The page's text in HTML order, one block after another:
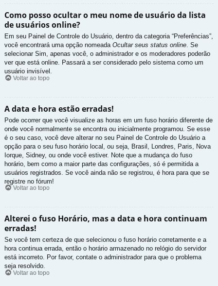
Como posso ocultar o meu nome de usuário da lista
de usuários online?
Em seu Painel de Controle do Usuário, dentro da categoria “Preferências”,
você encontrará uma opção nomeada Ocultar seus status online. Se
selecionar Sim, apenas você, o administrador e os moderadores poderão
ver que está online. Passará a ser considerado pelo sistema como um
usuário invisível.
Voltar ao topo
A data e hora estão erradas!
Pode ocorrer que você visualize as horas em um fuso horário diferente de
onde você normalmente se encontra ou inicialmente programou. Se esse
é o seu caso, você deve alterar no seu Painel de Controle do Usuário a
opção para o seu fuso horário local, ou seja, Brasil, Londres, Paris, Nova
Iorque, Sidney, ou onde você estiver. Note que a mudança do fuso
horário, bem como a maior parte das configurações, só é permitida a
usuários registrados. Se você ainda não se registrou, é hora para que se
registre no fórum!
Voltar ao topo
Alterei o fuso Horário, mas a data e hora continuam
erradas!
Se você tem certeza de que selecionou o fuso horário corretamente e a
hora continua errada, então o horário armazenado no relógio do servidor
está incorreto. Por favor, contate o administrador para que o problema
seja resolvido.
Voltar ao topo